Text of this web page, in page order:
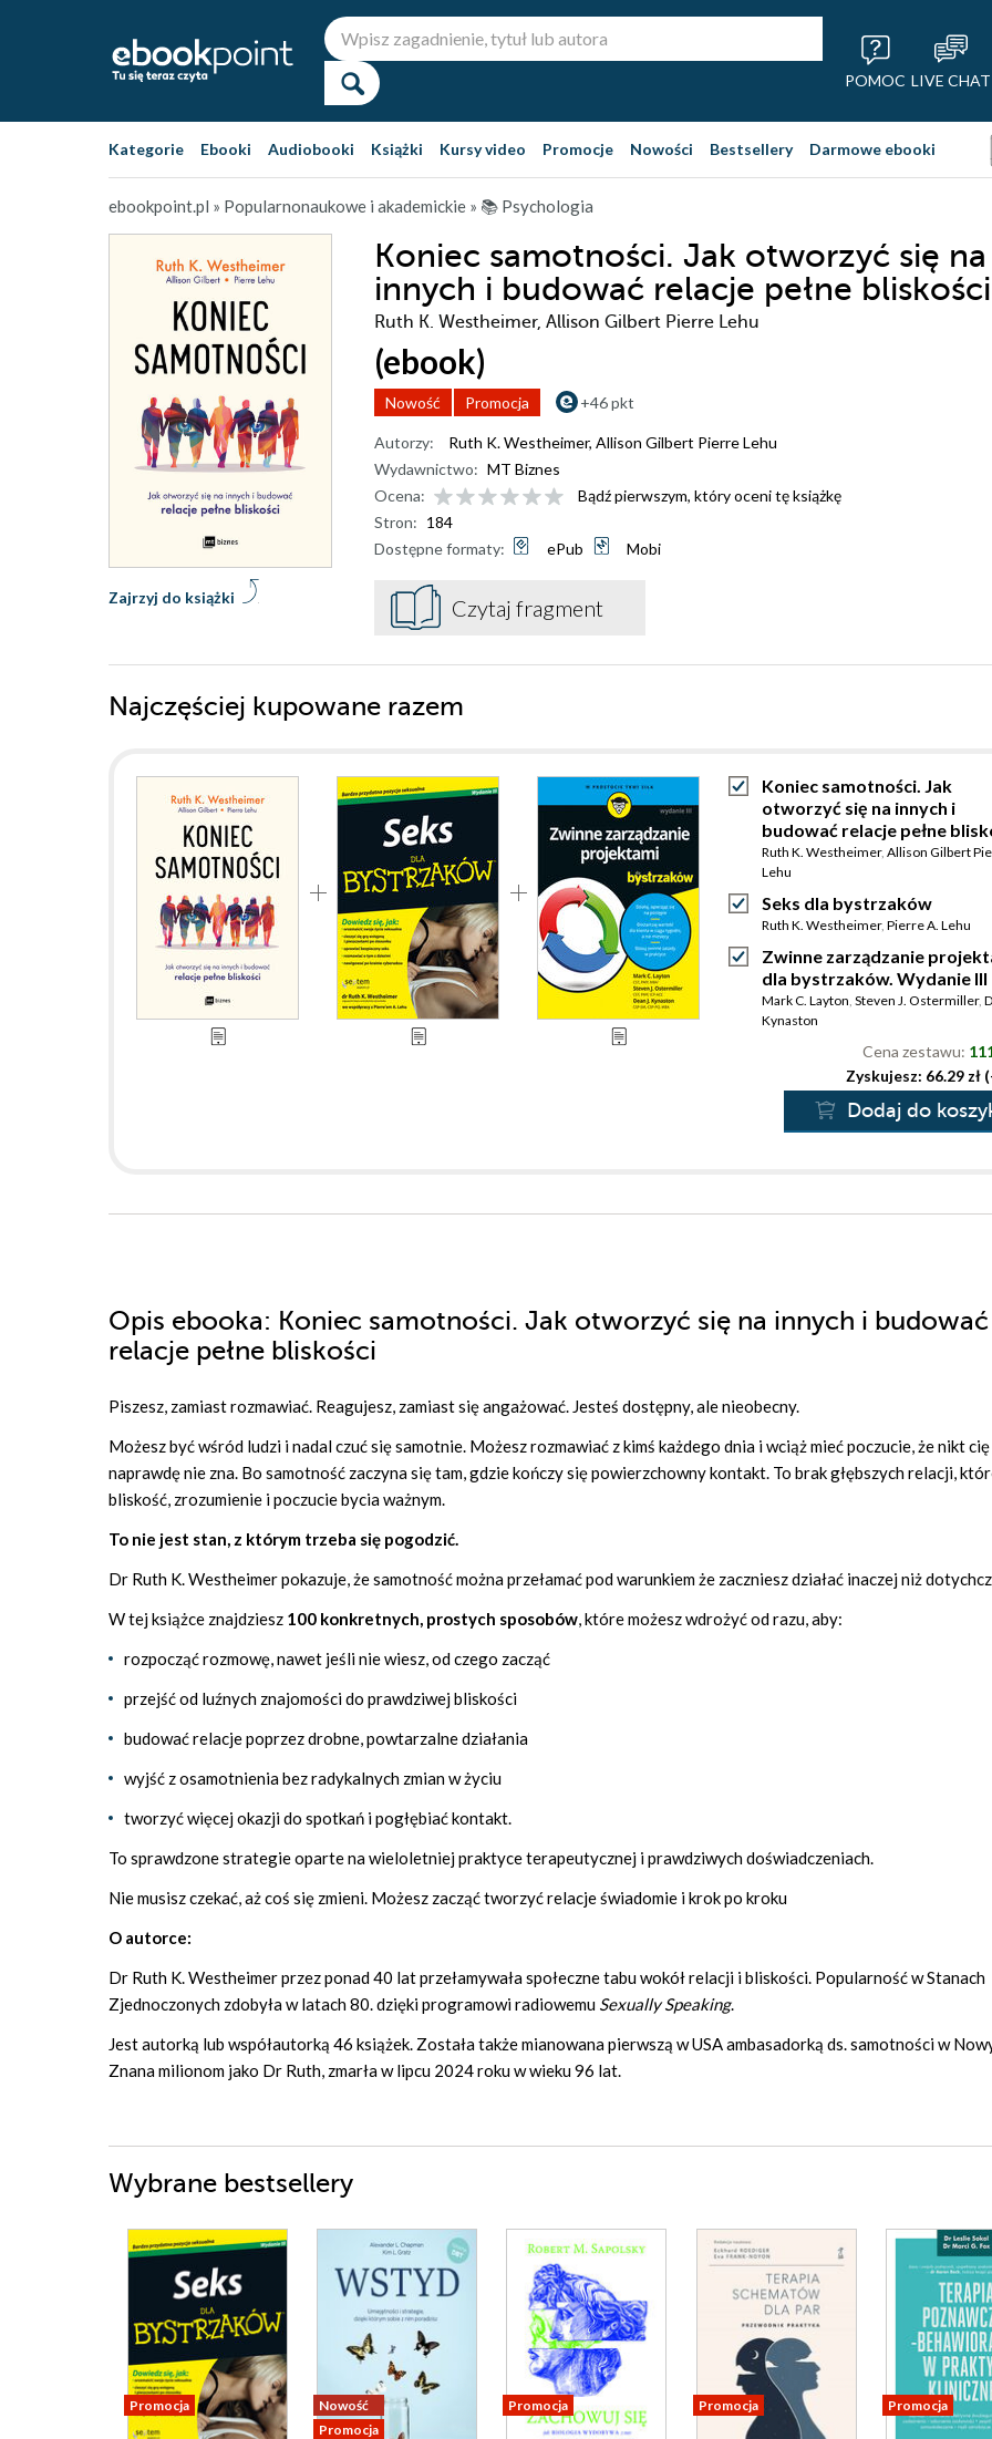
POMOC LIVE CHAT
Kategorie Ebooki Audiobooki Książki Kursy video Promocje Nowości Bestsellery Darmowe ebooki
ebookpoint.pl » Popularnonaukowe i akademickie » 📚 Psychologia
Koniec samotności. Jak otworzyć się na
innych i budować relacje pełne bliskości
Ruth K. Westheimer, Allison Gilbert Pierre Lehu
(ebook)
Nowość Promocja +46 pkt
Zajrzyj do książki
Autorzy: Ruth K. Westheimer, Allison Gilbert Pierre Lehu
Wydawnictwo: MT Biznes
Ocena:
Bądź pierwszym, który oceni tę książkę
Stron: 184
Dostępne formaty:
ePub Mobi
Czytaj fragment
Najczęściej kupowane razem
Koniec samotności. Jak
otworzyć się na innych i
budować relacje pełne
Ruth K. Westheimer, Allison Gilbert
Lehu
Seks dla bystrzaków
Ruth K. Westheimer, Pierre A. Lehu
Zwinne zarządzanie
dla bystrzaków. Wydanie III
Mark C. Layton, Steven J. Ostermiller,
Kynaston
Cena zestawu:
Zyskujesz: 66.29 zł
Dodaj do
Opis ebooka: Koniec samotności. Jak otworzyć się na innych i budować
relacje pełne bliskości
Piszesz, zamiast rozmawiać. Reagujesz, zamiast się angażować. Jesteś dostępny, ale nieobecny.
Możesz być wśród ludzi i nadal czuć się samotnie. Możesz rozmawiać z kimś każdego dnia i wciąż mieć poczucie, że nikt cię
naprawdę nie zna. Bo samotność zaczyna się tam, gdzie kończy się powierzchowny kontakt. To brak głębszych relacji,
bliskość, zrozumienie i poczucie bycia ważnym.
To nie jest stan, z którym trzeba się pogodzić.
Dr Ruth K. Westheimer pokazuje, że samotność można przełamać pod warunkiem że zaczniesz działać inaczej niż
W tej książce znajdziesz 100 konkretnych, prostych sposobów, które możesz wdrożyć od razu, aby:
rozpocząć rozmowę, nawet jeśli nie wiesz, od czego zacząć
przejść od luźnych znajomości do prawdziwej bliskości
budować relacje poprzez drobne, powtarzalne działania
wyjść z osamotnienia bez radykalnych zmian w życiu
tworzyć więcej okazji do spotkań i pogłębiać kontakt.
To sprawdzone strategie oparte na wieloletniej praktyce terapeutycznej i prawdziwych doświadczeniach.
Nie musisz czekać, aż coś się zmieni. Możesz zacząć tworzyć relacje świadomie i krok po kroku
O autorce:
Dr Ruth K. Westheimer przez ponad 40 lat przełamywała społeczne tabu wokół relacji i bliskości. Popularność w Stanach
Zjednoczonych zdobyła w latach 80. dzięki programowi radiowemu Sexually Speaking.
Jest autorką lub współautorką 46 książek. Została także mianowana pierwszą w USA ambasadorką ds. samotności w
Znana milionom jako Dr Ruth, zmarła w lipcu 2024 roku w wieku 96 lat.
Wybrane bestsellery
Promocja
Nowość
Promocja
Promocja Promocja Promocja